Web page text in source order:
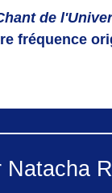
de
fréquence